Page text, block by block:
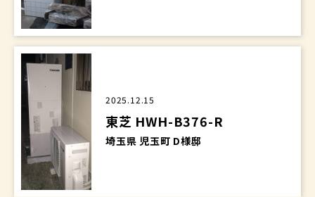
2025.12.15
東芝 HWH-B376-R
埼玉県 児玉町 D様邸